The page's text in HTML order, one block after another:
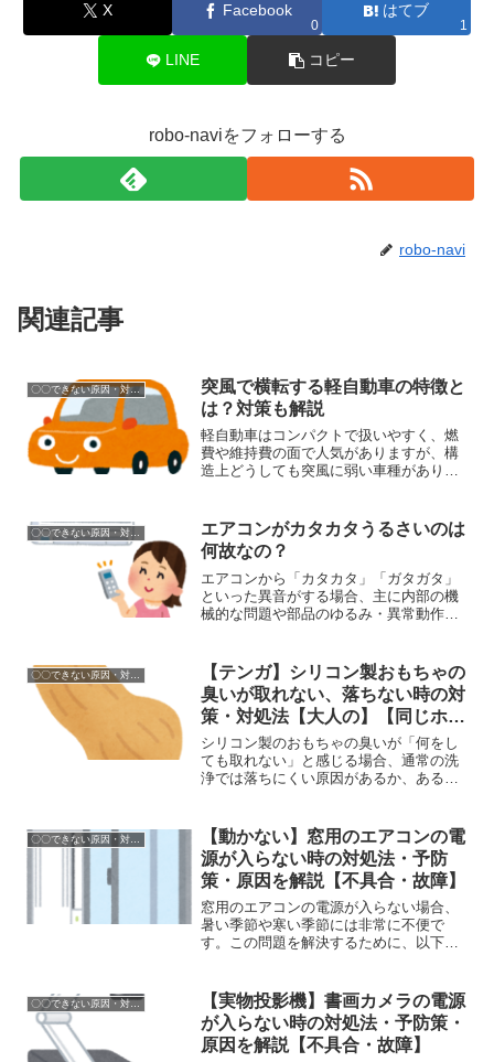
X Facebook
0
はてブ
1
LINE コピー
robo-naviをフォローする
robo-navi
関連記事
〇〇できない原因・対処方法
突風で横転する軽自動車の特徴と
は？対策も解説
軽自動車はコンパクトで扱いやすく、燃
費や維持費の面で人気がありますが、構
造上どうしても突風に弱い車種がありま
風によって横転するリスクがあるため注
意が必要です。ここでは、...
エアコンがカタカタうるさいのは
何故なの？
エアコンから「カタカタ」「ガタガタ」
といった異音がする場合、主に内部の機
械的な問題や部品のゆるみ・異常動作が
window.adsbygoogle ||...
【テンガ】シリコン製おもちゃの
臭いが取れない、落ちない時の対
策・対処法【大人の】【同じホー
ル】
シリコン製のおもちゃの臭いが「何をし
ても取れない」と感じる場合、通常の洗
浄では落ちにくい原因があるか、あるい
の対処法を、段階的・安全に詳しく解説
します。 (adsbyg...
〇〇できない原因・対処方法
【動かない】窓用のエアコンの電
源が入らない時の対処法・予防
策・原因を解説【不具合・故障】
窓用のエアコンの電源が入らない場合、
暑い季節や寒い季節には非常に不便で
す。この問題を解決するために、以下で
詳しく説明します。 (adsbygoogle =
window....
〇〇できない原因・対処方法
【実物投影機】書画カメラの電源
が入らない時の対処法・予防策・
原因を解説【不具合・故障】